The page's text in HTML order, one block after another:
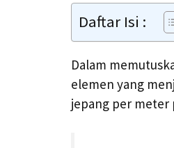
Daftar Isi :
Dalam
elemen yang
jepang per meter